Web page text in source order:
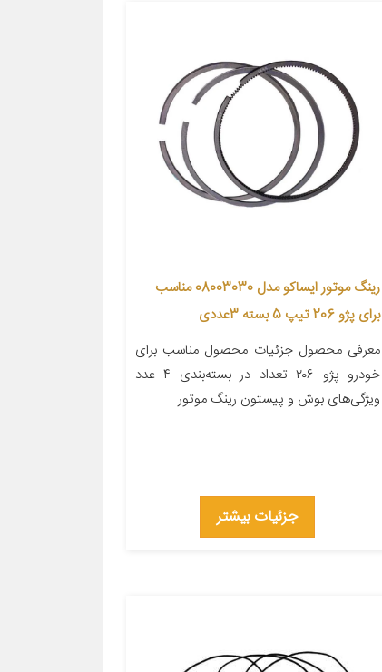
رینگ موتور ایساکو مدل 08003030 مناسب
برای پژو 206 تیپ 5 بسته 3عددی
معرفی محصول جزئیات محصول مناسب برای
خودرو پژو ۲۰۶ تعداد در بسته‌بندی ۴ عدد
ویژگی‌های بوش و پیستون رینگ موتور
جزئیات بیشتر